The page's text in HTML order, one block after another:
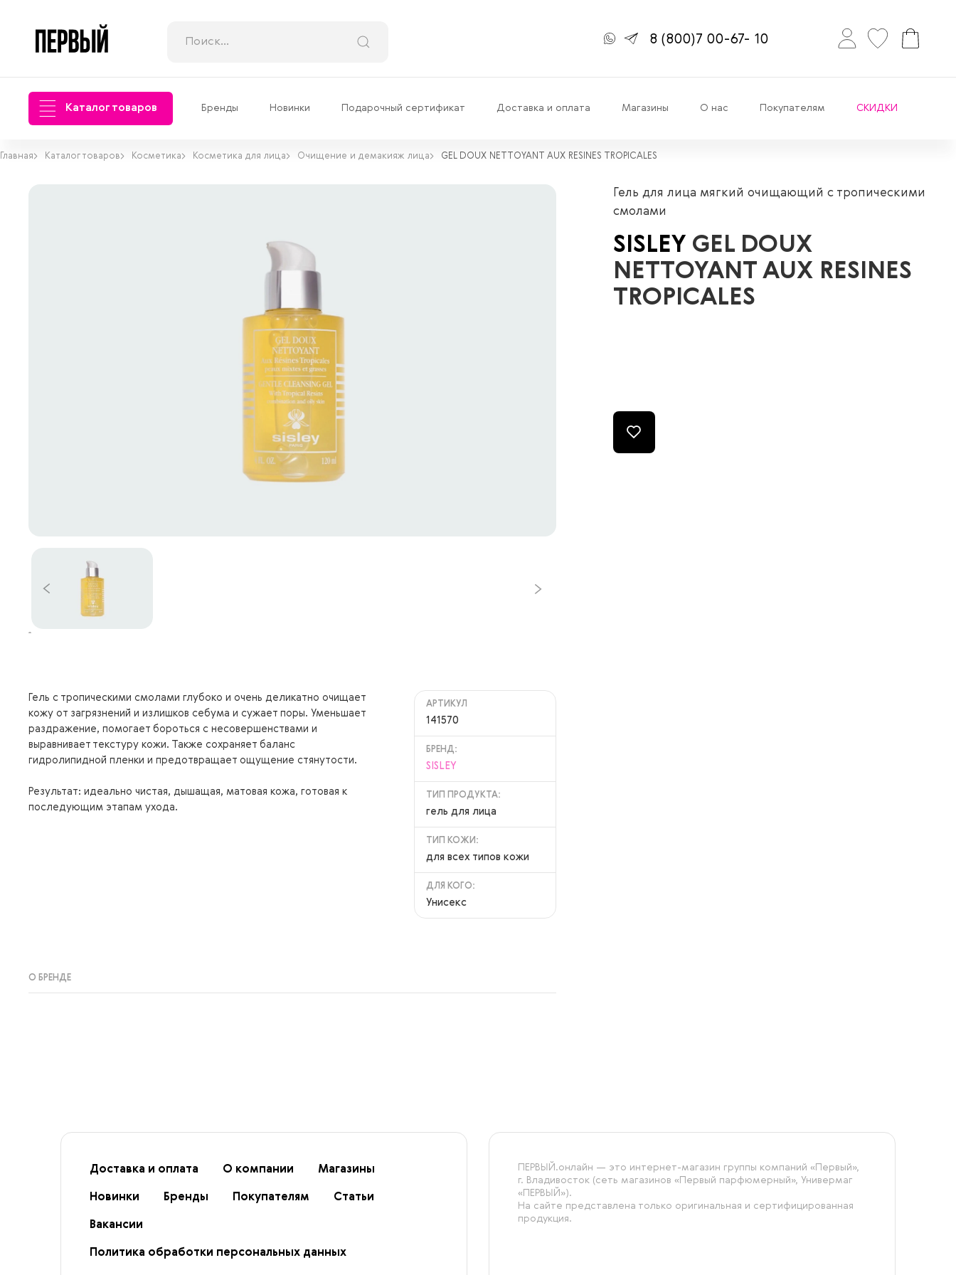
8(800)7 00-67- 10
Каталог товаров Бренды Новинки Подарочный сертификат Доставка и оплата Магазины О нас Покупателям СКИДКИ
Главная Каталог товаров Косметика Косметика для лица Очищение и демакияж лица GEL DOUX NETTOYANT AUX RESINES TROPICALES
Гель для лица мягкий очищающий с тропическими
смолами
SISLEY GEL DOUX
NETTOYANT AUX RESINES
TROPICALES
Гель с тропическими смолами глубоко и очень деликатно очищает
кожу от загрязнений и излишков себума и сужает поры. Уменьшает
раздражение, помогает бороться с несовершенствами и
выравнивает текстуру кожи. Также сохраняет баланс
гидролипидной пленки и предотвращает ощущение стянутости.
Результат: идеально чистая, дышащая, матовая кожа, готовая к
последующим этапам ухода.
АРТИКУЛ
141570
БРЕНД:
SISLEY
ТИП ПРОДУКТА:
гель для лица
ТИП КОЖИ:
для всех типов кожи
ДЛЯ КОГО:
Унисекс
О БРЕНДЕ
Доставка и оплата О компании Магазины
Новинки Бренды Покупателям Статьи
Вакансии
Политика обработки персональных данных
ПЕРВЫЙ.онлайн — это интернет-магазин группы компаний «‎Первый»,
г. Владивосток (сеть магазинов «Первый парфюмерный», Универмаг
«ПЕРВЫЙ»).
На сайте представлена только оригинальная и сертифицированная
продукция.